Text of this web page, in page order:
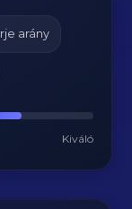
arány
Kiváló